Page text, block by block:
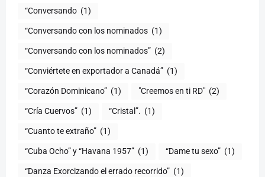
“Conversando (1)
“Conversando con los nominados (1)
“Conversando con los nominados” (2)
“Conviértete en exportador a Canadá” (1)
“Corazón Dominicano” (1) "Creemos en ti RD" (2)
“Cría Cuervos” (1) “Cristal”. (1)
“Cuanto te extraño” (1)
“Cuba Ocho” y “Havana 1957” (1) “Dame tu sexo” (1)
“Danza Exorcizando el errado recorrido” (1)